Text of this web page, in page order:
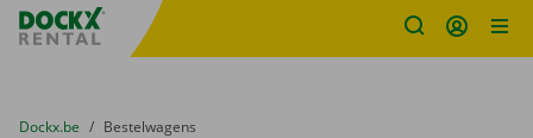
Fratello DEMO
U bevindt zich hier:
van
Dockx.be naar
Bestelwagens